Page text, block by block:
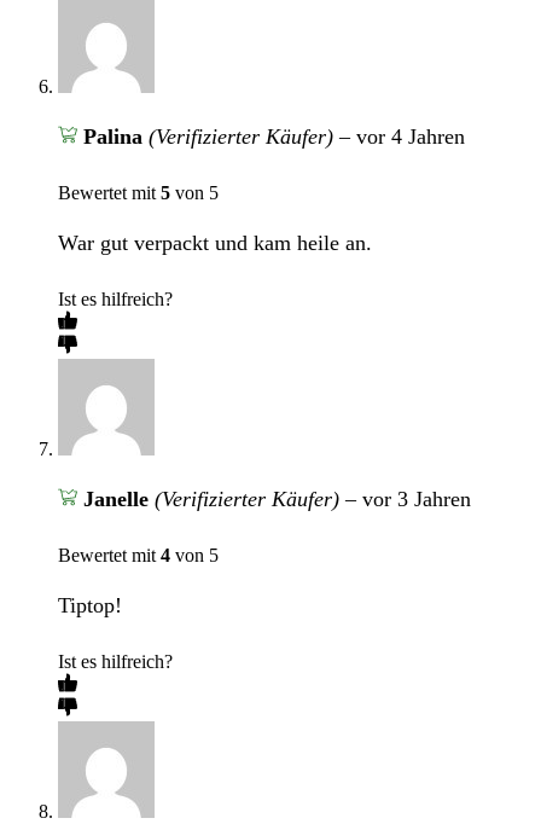
Palina (Verifizierter Käufer) – vor 4 Jahren
Bewertet mit 5 von 5
War gut verpackt und kam heile an.
Ist es hilfreich?
Janelle (Verifizierter Käufer) – vor 3 Jahren
Bewertet mit 4 von 5
Tiptop!
Ist es hilfreich?